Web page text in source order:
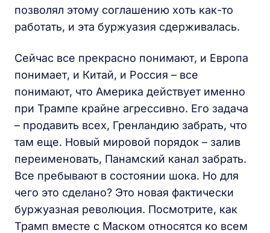
позволял этому соглашению хоть как-то
работать, и эта буржуазия сдерживалась.
Сейчас все прекрасно понимают, и Европа
понимает, и Китай, и Россия – все
понимают, что Америка действует именно
при Трампе крайне агрессивно. Его задача
– продавить всех, Гренландию забрать, что
там еще. Новый мировой порядок – залив
переименовать, Панамский канал забрать.
Все пребывают в состоянии шока. Но для
чего это сделано? Это новая фактически
буржуазная революция. Посмотрите, как
Трамп вместе с Маском относятся ко всем